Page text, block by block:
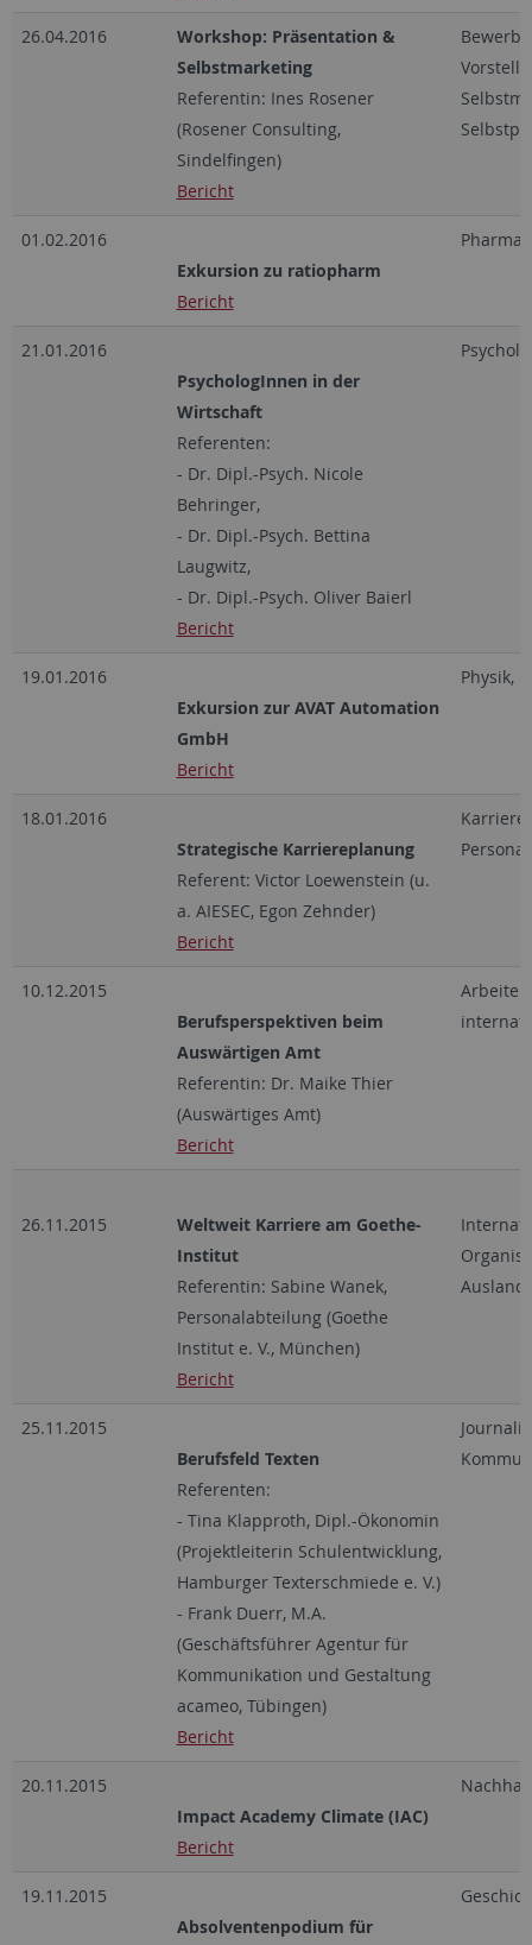
26.04.2016
Workshop: Präsentation &
Selbstmarketing
Referentin: Ines Rosener
(Rosener Consulting,
Sindelfingen)
Bericht
01.02.2016
Exkursion zu ratiopharm
Bericht
21.01.2016
PsychologInnen in der
Wirtschaft
Referenten:
- Dr. Dipl.-Psych. Nicole
Behringer,
- Dr. Dipl.-Psych. Bettina
Laugwitz,
- Dr. Dipl.-Psych. Oliver Baierl
Bericht
19.01.2016
Exkursion zur AVAT Automation
GmbH
Bericht
Physik,
18.01.2016
Strategische Karriereplanung
Referent: Victor Loewenstein (u.
a. AIESEC, Egon Zehnder)
Bericht
10.12.2015
Berufsperspektiven beim
Auswärtigen Amt
Referentin: Dr. Maike Thier
(Auswärtiges Amt)
Bericht
26.11.2015
Weltweit Karriere am Goethe-
Institut
Referentin: Sabine Wanek,
Personalabteilung (Goethe
Institut e. V., München)
Bericht
Ausland
25.11.2015
Berufsfeld Texten
Referenten:
- Tina Klapproth, Dipl.-Ökonomin
(Projektleiterin Schulentwicklung,
Hamburger Texterschmiede e. V.)
- Frank Duerr, M.A.
(Geschäftsführer Agentur für
Kommunikation und Gestaltung
acameo, Tübingen)
Bericht
20.11.2015
Impact Academy Climate (IAC)
Bericht
19.11.2015
Absolventenpodium für